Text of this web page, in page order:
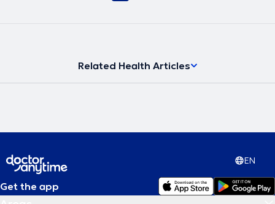
Related Health Articles
EN
Get the app